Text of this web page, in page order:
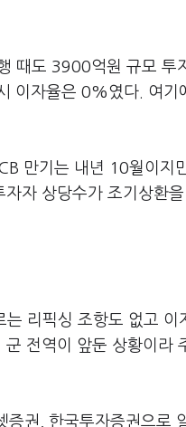
때도 3900억원 규모 투
이자율은 0%였다. 여기
만기는 내년 10월이지
자 상당수가 조기상환
는 리픽싱 조항도 없고
전역이 앞둔 상황이라
증권, 한국투자증권으로